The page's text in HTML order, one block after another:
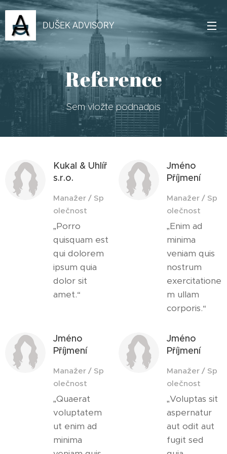
DUŠEK ADVISORY
Reference
Sem vložte podnadpis
Kukal & Uhlíř
s.r.o.
Manažer / Sp
olečnost
„Porro
quisquam est
qui dolorem
ipsum quia
dolor sit
amet.“
Jméno
Příjmení
Manažer / Sp
olečnost
„Enim ad
minima
veniam quis
nostrum
exercitatione
m ullam
corporis.“
Jméno
Příjmení
Manažer / Sp
olečnost
„Quaerat
voluptatem
ut enim ad
minima
Jméno
Příjmení
Manažer / Sp
olečnost
„Voluptas sit
aspernatur
aut odit aut
fugit sed